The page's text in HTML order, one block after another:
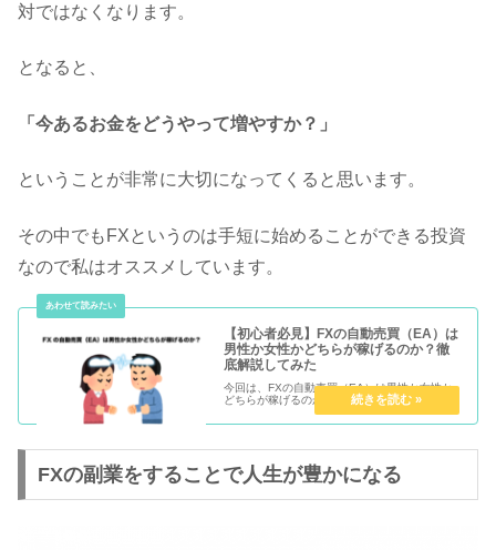
対ではなくなります。
となると、
「今あるお金をどうやって増やすか？」
ということが非常に大切になってくると思います。
その中でもFXというのは手短に始めることができる投資
なので私はオススメしています。
【初心者必見】FXの自動売買（EA）は
男性か女性かどちらが稼げるのか？徹
底解説してみた
今回は、FXの自動売買（EA）は男性か女性か
どちらが稼げるのか徹底解説してみました。
FXの副業をすることで人生が豊かになる